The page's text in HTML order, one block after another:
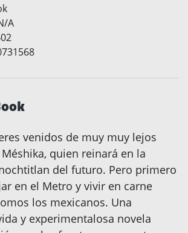
A
venidos de muy muy lejos
quien reinará en la
del futuro. Pero primero
en el Metro y vivir en carne
los mexicanos. Una
y experimentalosa novela